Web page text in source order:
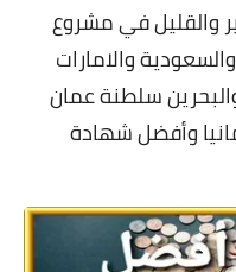
المشفرة
والقليل في مشروع
والامارات
سلطنة عمان
وأفضل شهادة